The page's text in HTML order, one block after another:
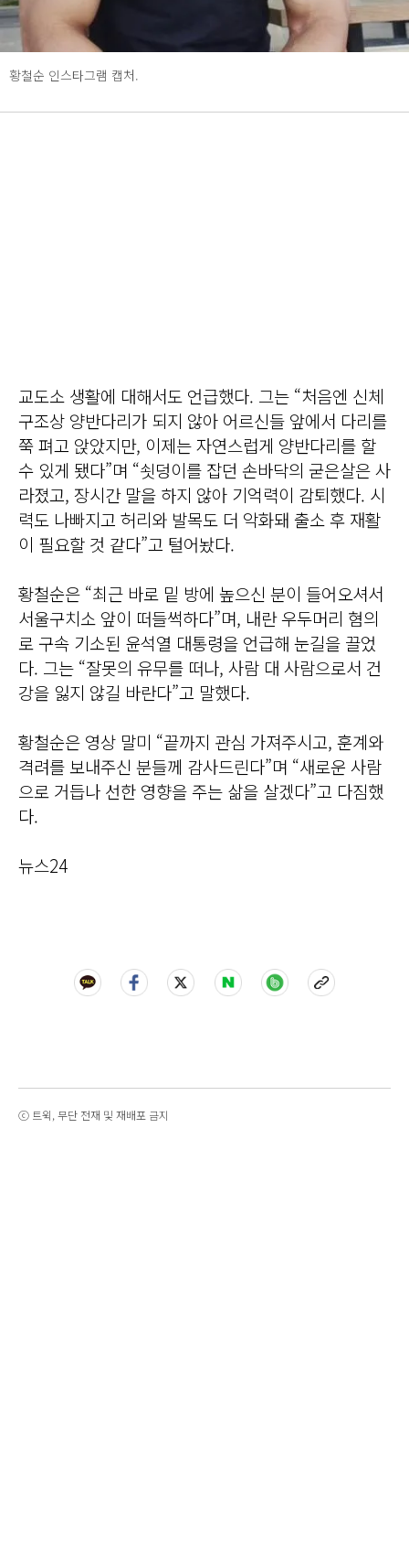
황철순 인스타그램 캡처.
교도소 생활에 대해서도 언급했다. 그는 “처음엔 신체
구조상 양반다리가 되지 않아 어르신들 앞에서 다리를
쭉 펴고 앉았지만, 이제는 자연스럽게 양반다리를 할
수 있게 됐다”며 “쇳덩이를 잡던 손바닥의 굳은살은 사
라졌고, 장시간 말을 하지 않아 기억력이 감퇴했다. 시
력도 나빠지고 허리와 발목도 더 악화돼 출소 후 재활
이 필요할 것 같다”고 털어놨다.
황철순은 “최근 바로 밑 방에 높으신 분이 들어오셔서
서울구치소 앞이 떠들썩하다”며, 내란 우두머리 혐의
로 구속 기소된 윤석열 대통령을 언급해 눈길을 끌었
다. 그는 “잘못의 유무를 떠나, 사람 대 사람으로서 건
강을 잃지 않길 바란다”고 말했다.
황철순은 영상 말미 “끝까지 관심 가져주시고, 훈계와
격려를 보내주신 분들께 감사드린다”며 “새로운 사람
으로 거듭나 선한 영향을 주는 삶을 살겠다”고 다짐했
다.
뉴스24
ⓒ 트윅, 무단 전재 및 재배포 금지